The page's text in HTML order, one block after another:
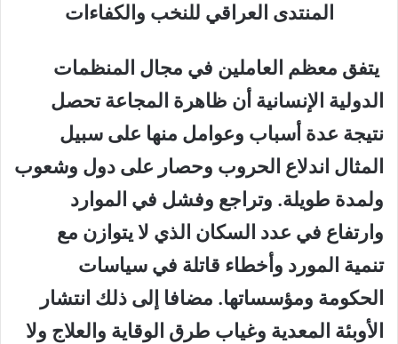
المنتدى العراقي للنخب والكفاءات
يتفق معظم العاملين في مجال المنظمات
الدولية الإنسانية أن ظاهرة المجاعة تحصل
نتيجة عدة أسباب وعوامل منها على سبيل
المثال اندلاع الحروب وحصار على دول وشعوب
ولمدة طويلة. وتراجع وفشل في الموارد
وارتفاع في عدد السكان الذي لا يتوازن مع
تنمية المورد وأخطاء قاتلة في سياسات
الحكومة ومؤسساتها. مضافا إلى ذلك انتشار
الأوبئة المعدية وغياب طرق الوقاية والعلاج ولا